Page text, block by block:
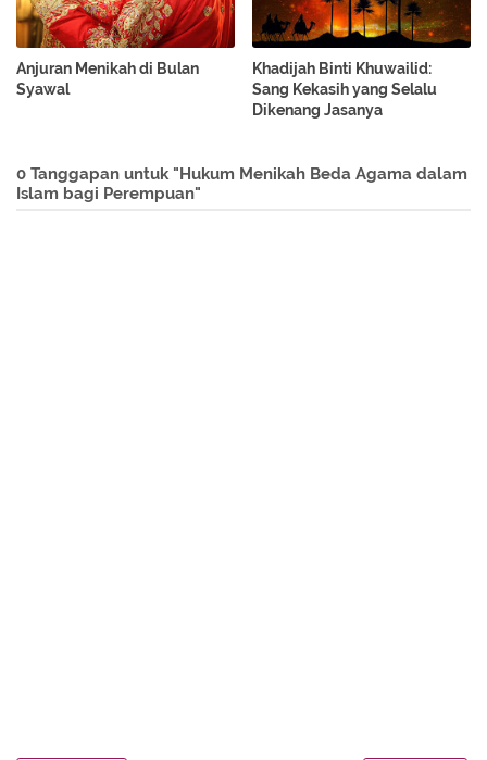
Anjuran Menikah di Bulan
Syawal
Khadijah Binti Khuwailid:
Sang Kekasih yang Selalu
Dikenang Jasanya
0 Tanggapan untuk "Hukum Menikah Beda Agama dalam
Islam bagi Perempuan"